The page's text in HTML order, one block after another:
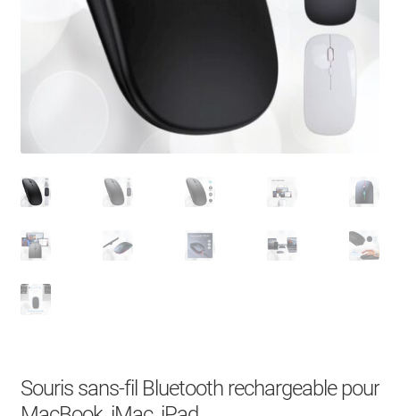
Souris sans-fil Bluetooth rechargeable pour